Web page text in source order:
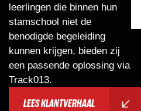
leerlingen die binnen hun
stamschool niet de
benodigde begeleiding
kunnen krijgen, bieden zij
een passende oplossing via
Track013.
LEES KLANTVERHAAL